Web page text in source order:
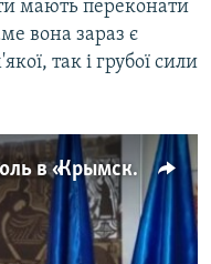
мають переконати
вона зараз є
так і грубої сили
Эмине Джеппар: Важную роль в «Крымской платформе» должен сыграть Меджлис (видео)
available